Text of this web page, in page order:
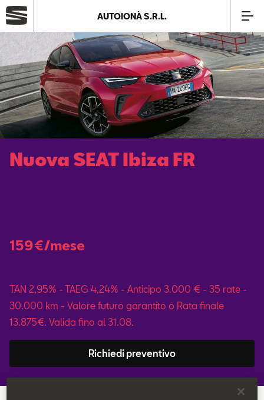
Azienda
Modelli
Offerte
Service
Configuratore
AUTOIONÀ S.R.L.
Nuova SEAT Ibiza FR
159€/mese
TAN 2,95% - TAEG 4,24% - Anticipo 3.000 € - 35 rate -
30.000 km - Valore futuro garantito o Rata finale
13.875€. Valida fino al 31.08.
Richiedi preventivo